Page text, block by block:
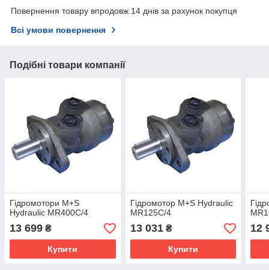
Повернення товару впродовж 14 днів за рахунок покупця
Всі умови повернення
Подібні товари компанії
Гідромотори M+S
Hydraulic MR400C/4
13 699 ₴
Купити
Гідромотор M+S Hydraulic
MR125C/4
13 031₴
Купити
12